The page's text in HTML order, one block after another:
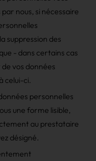
nous, si nécessaire
suppression des
- dans certains cas
vos données
celui-ci.
personnelles
une forme lisible,
au prestataire
désigné.